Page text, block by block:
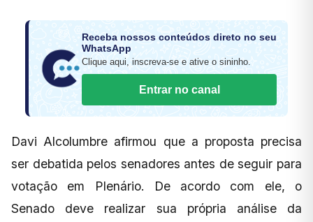
Receba nossos conteúdos direto no seu
WhatsApp
Clique aqui, inscreva-se e ative o sininho.
Entrar no canal
Davi Alcolumbre afirmou que a proposta precisa
ser debatida pelos senadores antes de seguir para
votação em Plenário. De acordo com ele, o
Senado deve realizar sua própria análise da